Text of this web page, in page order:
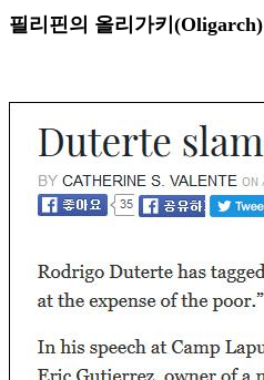
필리핀의 올리가키(Oligarch)